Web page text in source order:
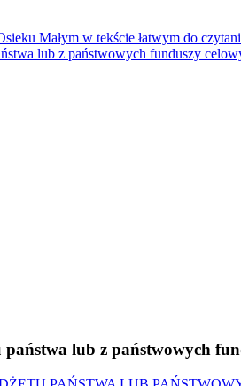
Małym w tekście łatwym do
lub z państwowych funduszy
państwa lub z państwowych